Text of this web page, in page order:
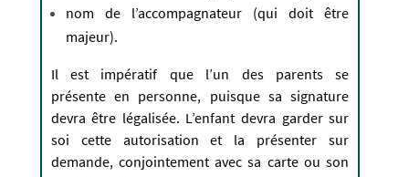
nom ​de l’accompagnateur (qui doit être
majeur).
Il est impératif que l’un des parents se
présente en personne, puisque sa signature
devra être légalisée. L’enfant devra garder sur
soi cette autorisation et la présenter sur
demande, conjointement avec sa carte ou son